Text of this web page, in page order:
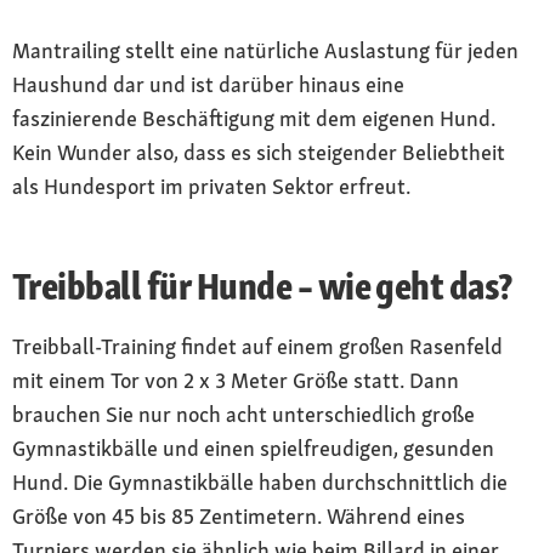
Mantrailing stellt eine natürliche Auslastung für jeden
Haushund dar und ist darüber hinaus eine
faszinierende Beschäftigung mit dem eigenen Hund.
Kein Wunder also, dass es sich steigender Beliebtheit
als Hundesport im privaten Sektor erfreut.
Treibball für Hunde – wie geht das?
Treibball-Training findet auf einem großen Rasenfeld
mit einem Tor von 2 x 3 Meter Größe statt. Dann
brauchen Sie nur noch acht unterschiedlich große
Gymnastikbälle und einen spielfreudigen, gesunden
Hund. Die Gymnastikbälle haben durchschnittlich die
Größe von 45 bis 85 Zentimetern. Während eines